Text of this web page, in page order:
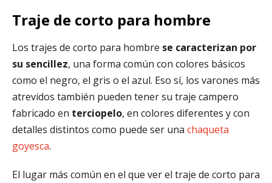
Traje de corto para hombre
Los trajes de corto para hombre se caracterizan por
su sencillez, una forma común con colores básicos
como el negro, el gris o el azul. Eso sí, los varones más
atrevidos también pueden tener su traje campero
fabricado en terciopelo, en colores diferentes y con
detalles distintos como puede ser una chaqueta
goyesca.
El lugar más común en el que ver el traje de corto para